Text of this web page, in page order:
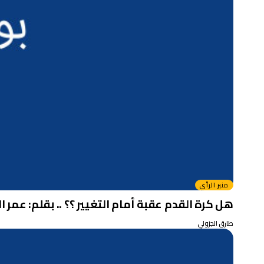
منبر الرأي
هل كرة القدم عقبة أمام التغيير ؟؟ .. بقلم: عمر
طارق الجزولي